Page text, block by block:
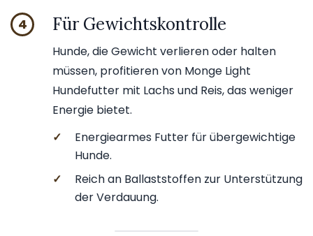
4 Für Gewichtskontrolle
Hunde, die Gewicht verlieren oder halten
müssen, profitieren von Monge Light
Hundefutter mit Lachs und Reis, das weniger
Energie bietet.
✓
Energiearmes Futter für übergewichtige
Hunde.
✓
Reich an Ballaststoffen zur Unterstützung
der Verdauung.